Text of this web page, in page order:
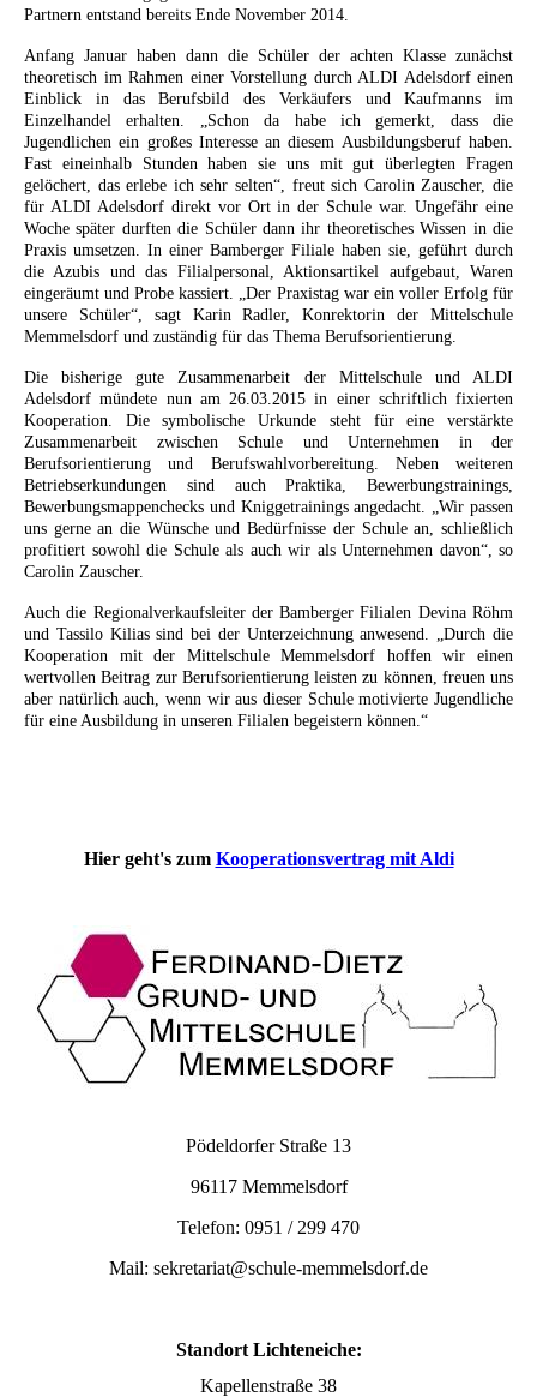
Partnern entstand bereits Ende November 2014.
Anfang Januar haben dann die Schüler der achten Klasse zunächst
theoretisch im Rahmen einer Vorstellung durch ALDI Adelsdorf einen
Einblick in das Berufsbild des Verkäufers und Kaufmanns im
Einzelhandel erhalten. „Schon da habe ich gemerkt, dass die
Jugendlichen ein großes Interesse an diesem Ausbildungsberuf haben.
Fast eineinhalb Stunden haben sie uns mit gut überlegten Fragen
gelöchert, das erlebe ich sehr selten“, freut sich Carolin Zauscher, die
für ALDI Adelsdorf direkt vor Ort in der Schule war. Ungefähr eine
Woche später durften die Schüler dann ihr theoretisches Wissen in die
Praxis umsetzen. In einer Bamberger Filiale haben sie, geführt durch
die Azubis und das Filialpersonal, Aktionsartikel aufgebaut, Waren
eingeräumt und Probe kassiert. „Der Praxistag war ein voller Erfolg für
unsere Schüler“, sagt Karin Radler, Konrektorin der Mittelschule
Memmelsdorf und zuständig für das Thema Berufsorientierung.
Die bisherige gute Zusammenarbeit der Mittelschule und ALDI
Adelsdorf mündete nun am 26.03.2015 in einer schriftlich fixierten
Kooperation. Die symbolische Urkunde steht für eine verstärkte
Zusammenarbeit zwischen Schule und Unternehmen in der
Berufsorientierung und Berufswahlvorbereitung. Neben weiteren
Betriebserkundungen sind auch Praktika, Bewerbungstrainings,
Bewerbungsmappenchecks und Kniggetrainings angedacht. „Wir passen
uns gerne an die Wünsche und Bedürfnisse der Schule an, schließlich
profitiert sowohl die Schule als auch wir als Unternehmen davon“, so
Carolin Zauscher.
Auch die Regionalverkaufsleiter der Bamberger Filialen Devina Röhm
und Tassilo Kilias sind bei der Unterzeichnung anwesend. „Durch die
Kooperation mit der Mittelschule Memmelsdorf hoffen wir einen
wertvollen Beitrag zur Berufsorientierung leisten zu können, freuen uns
aber natürlich auch, wenn wir aus dieser Schule motivierte Jugendliche
für eine Ausbildung in unseren Filialen begeistern können.“
Hier geht's zum Kooperationsvertrag mit Aldi
Pödeldorfer Straße 13
96117 Memmelsdorf
Telefon: 0951 / 299 470
Mail: sekretariat@schule-memmelsdorf.de
Standort Lichteneiche:
Kapellenstraße 38